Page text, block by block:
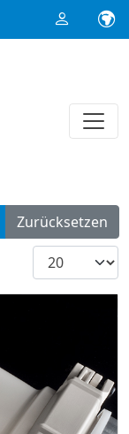
Zurücksetzen
Anzeige #